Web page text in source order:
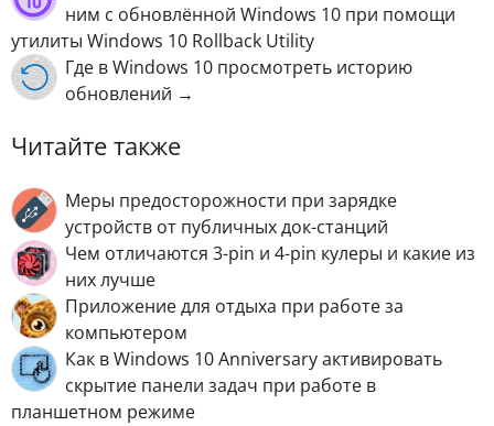
ним с обновлённой Windows 10 при помощи
утилиты Windows 10 Rollback Utility
Где в Windows 10 просмотреть историю
обновлений →
Читайте также
Меры предосторожности при зарядке
устройств от публичных док-станций
Чем отличаются 3-pin и 4-pin кулеры и какие из
них лучше
Приложение для отдыха при работе за
компьютером
Как в Windows 10 Anniversary активировать
скрытие панели задач при работе в
планшетном режиме